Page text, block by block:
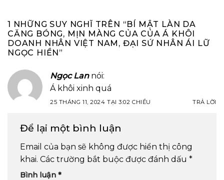
1 NHỮNG SUY NGHĨ TRÊN “BÍ MẬT LÀN DA
CĂNG BÓNG, MỊN MÀNG CỦA CỦA Á KHÔI
DOANH NHÂN VIỆT NAM, ĐẠI SỨ NHÂN ÁI LỮ
NGỌC HIỀN”
Ngọc Lan nói:
Á khôi xinh quá
25 THÁNG 11, 2024 TẠI 3:02 CHIỀU TRẢ LỜI
Để lại một bình luận
Email của bạn sẽ không được hiển thị công
khai. Các trường bắt buộc được đánh dấu *
Bình luận *